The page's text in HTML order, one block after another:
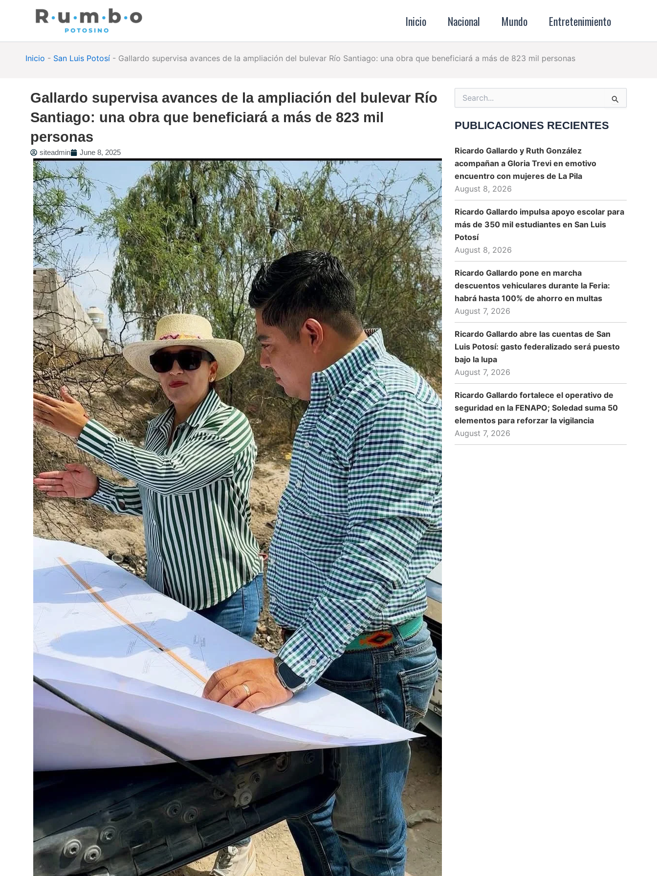
Inicio Nacional Mundo Entretenimiento
Inicio - San Luis Potosí - Gallardo supervisa avances de la ampliación del bulevar Río Santiago: una obra que beneficiará a más de 823 mil personas
Gallardo supervisa avances de la ampliación del bulevar Río
Santiago: una obra que beneficiará a más de 823 mil
personas
siteadmin June 8, 2025
Search
for:
PUBLICACIONES RECIENTES
Ricardo Gallardo y Ruth González
acompañan a Gloria Trevi en emotivo
encuentro con mujeres de La Pila
August 8, 2026
Ricardo Gallardo impulsa apoyo escolar para
más de 350 mil estudiantes en San Luis
Potosí
August 8, 2026
Ricardo Gallardo pone en marcha
descuentos vehiculares durante la Feria:
habrá hasta 100% de ahorro en multas
August 7, 2026
Ricardo Gallardo abre las cuentas de San
Luis Potosí: gasto federalizado será puesto
bajo la lupa
August 7, 2026
Ricardo Gallardo fortalece el operativo de
seguridad en la FENAPO; Soledad suma 50
elementos para reforzar la vigilancia
August 7, 2026